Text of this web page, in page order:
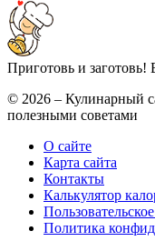
Приготовь и заготовь!
© 2026 – Кулинарный
полезными советами
О сайте
Карта сайта
Контакты
Калькулятор
Политика